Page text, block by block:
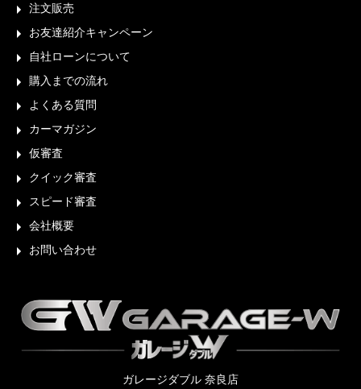
注文販売
お友達紹介キャンペーン
自社ローンについて
購入までの流れ
よくある質問
カーマガジン
仮審査
クイック審査
スピード審査
会社概要
お問い合わせ
ガレージダブル 奈良店